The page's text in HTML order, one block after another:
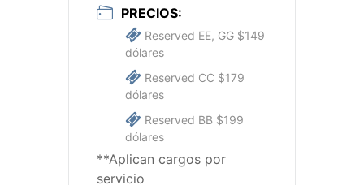
PRECIOS:
Reserved EE, GG $149
dólares
Reserved CC $179
dólares
Reserved BB $199
dólares
**Aplican cargos por
servicio